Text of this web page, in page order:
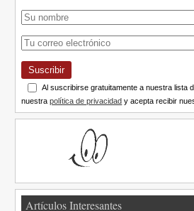
Suscribir
Al suscribirse gratuitamente a nuestra lista
nuestrapolítica de privacidad y acepta recibir
Artículos Interesantes